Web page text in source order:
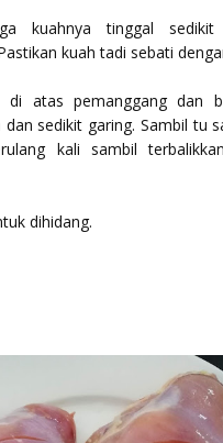
kuahnya tinggal
kuah tadi sebati
di atas pemanggang dan
sedikit garing. Sambil tu
kali sambil
dihidang.